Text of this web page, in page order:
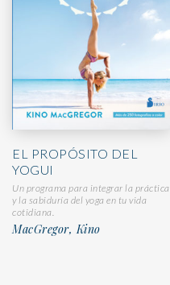
EL PROPÓSITO DEL
YOGUI
Un programa para integrar la práctica
y la sabiduría del yoga en tu vida
cotidiana.
MacGregor, Kino